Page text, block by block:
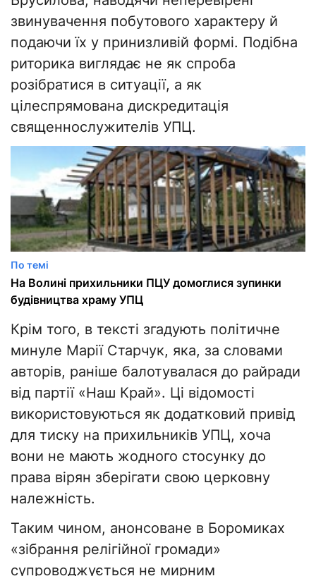
звинувачення побутового характеру й
подаючи їх у принизливій формі. Подібна
риторика виглядає не як спроба
розібратися в ситуації, а як
цілеспрямована дискредитація
священнослужителів УПЦ.
По темі
На Волині прихильники ПЦУ домоглися зупинки
будівництва храму УПЦ
Крім того, в тексті згадують політичне
минуле Марії Старчук, яка, за словами
авторів, раніше балотувалася до райради
від партії «Наш Край». Ці відомості
використовуються як додатковий привід
для тиску на прихильників УПЦ, хоча
вони не мають жодного стосунку до
права вірян зберігати свою церковну
належність.
Таким чином, анонсоване в Боромиках
«зібрання релігійної громади»
супроводжується не мирним